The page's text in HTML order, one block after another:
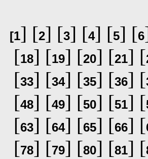
[1] [2] [3] [4] [5] [6
[18] [19] [20] [21] [
[33] [34] [35] [36] [
[48] [49] [50] [51] [
[63] [64] [65] [66] [
[78] [79] [80] [81] [